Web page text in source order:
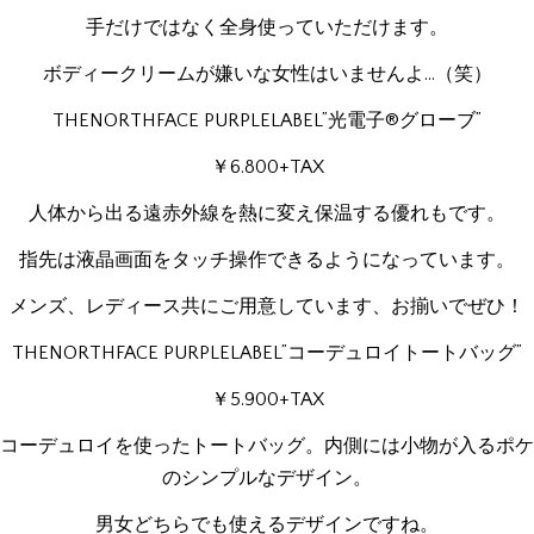
手だけではなく全身使っていただけます。
ボディークリームが嫌いな女性はいませんよ…（笑）
THENORTHFACE PURPLELABEL”光電子®グローブ”
￥6.800+TAX
人体から出る遠赤外線を熱に変え保温する優れもです。
指先は液晶画面をタッチ操作できるようになっています。
メンズ、レディース共にご用意しています、お揃いでぜひ！
THENORTHFACE PURPLELABEL”コーデュロイトートバッグ”
￥5.900+TAX
ーデュロイを使ったトートバッグ。内側には小物が入るポ
のシンプルなデザイン。
男女どちらでも使えるデザインですね。